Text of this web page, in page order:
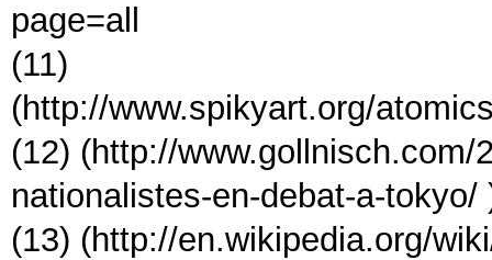
page=all
(11)
(http://www.spikyart.org/
(12) (http://
nationalistes-en-debat-a-tokyo/
(13) (http://en.wikipedia.org/